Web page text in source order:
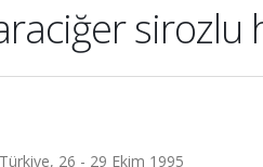
sirozlu
26 - 29 Ekim 1995